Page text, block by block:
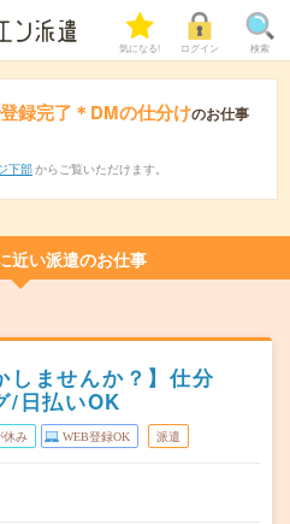
気になる! ログイン 検索
録完了＊DMの仕分けのお仕事
下部 からご覧いただけます。
近い派遣のお仕事
しませんか？】仕分
/日払いOK
休み WEB登録OK 派遣